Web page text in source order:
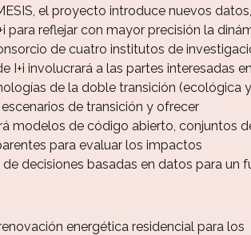
el proyecto introduce nuevos datos,
reflejar con mayor precisión la
de cuatro institutos de
involucrará a las partes interesadas en
de la doble transición (ecológica
de transición y ofrecer
modelos de código abierto, conjuntos
para evaluar los impactos
decisiones basadas en datos para un
energética residencial para los